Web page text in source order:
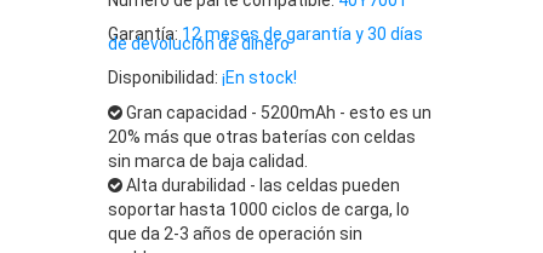
Garantía: 12 meses de garantía y 30 días
de devolución de dinero
Disponibilidad: ¡En stock!
Gran capacidad - 5200mAh - esto es un
20% más que otras baterías con celdas
sin marca de baja calidad.
Alta durabilidad - las celdas pueden
soportar hasta 1000 ciclos de carga, lo
que da 2-3 años de operación sin